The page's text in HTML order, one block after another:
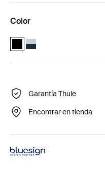
Color
Thule EnRoute backpack 12L
Thule EnRoute
Garantía Thule
Encontrar en tienda